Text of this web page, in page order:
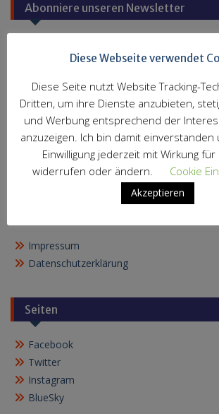
Abonniere unseren Newsletter
Nachname
E-Mail*
Impressum
Datenschutzerklärung
Seiten
Facebook
Twitter
Instagram
BlueSky
Diese Webseite verwendet
Diese Seite nutzt Website Tracking-
Dritten, um ihre Dienste anzubieten,
und Werbung entsprechend der
anzuzeigen. Ich bin damit einverstanden
Einwilligung jederzeit mit Wirkung
widerrufen oder ändern.
Cookie
Akzeptieren